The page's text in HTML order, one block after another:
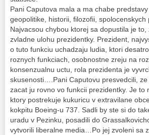
Pani Caputova mala a ma chabe
geopolitike, historii, filozofii,
Najvacsou chybou ktorej sa dopustila je
zvladne ulohu prezidentky. Prezident,
o tuto funkciu uchadzaju ludia, ktori
roznych funkciach, osobnostne zreju na
konsenzualnu uctu, rola prezidenta je
skusenosti….Pani Caputovu presvedcili,
zacat ju rovno vo funkcii prezidentky. Je
ktory postrekuje kukuricu v extravilane
kokpitu Boeing-u 737. Sadli by ste si do
uradu v Pezinku, posadili do
vytvorili liberalne media…Po jej zvoleni sa